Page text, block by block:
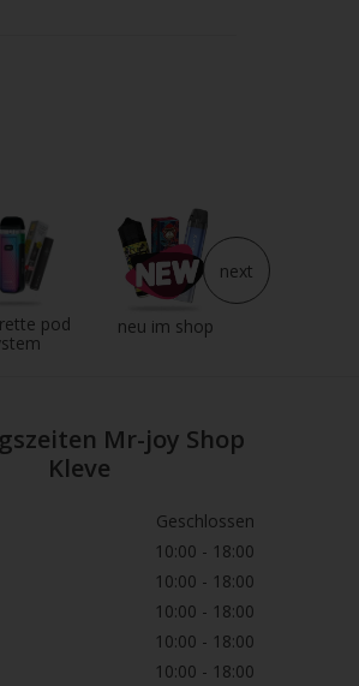
pod
neu im shop
next
Mr-joy Shop
Kleve
Geschlossen
10:00 - 18:00
10:00 - 18:00
10:00 - 18:00
10:00 - 18:00
10:00 - 18:00